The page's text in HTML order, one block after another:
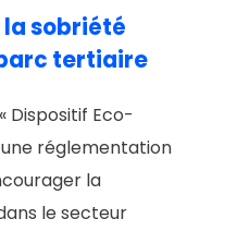
sobriété
tertiaire
Dispositif Eco-
réglementation
la
le secteur